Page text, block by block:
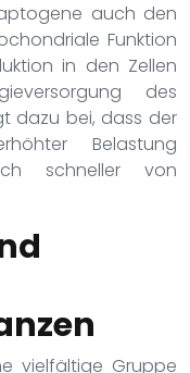
auch den
Funktion
in den Zellen
des
dazu bei, dass der
Belastung
schneller von
vielfältige Gruppe